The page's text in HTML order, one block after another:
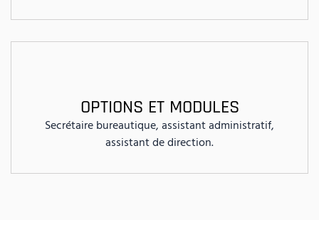
OPTIONS ET MODULES
Secrétaire bureautique, assistant administratif,
assistant de direction.